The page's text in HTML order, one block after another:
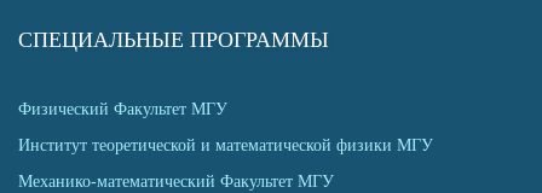
СПЕЦИАЛЬНЫЕ ПРОГРАММЫ
Физический Факультет МГУ
Институт теоретической и математической физики МГУ
Механико-математический Факультет МГУ